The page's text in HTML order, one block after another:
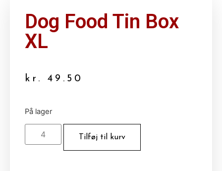
Dog Food Tin Box
XL
kr. 49.50
På lager
Tilføj til kurv